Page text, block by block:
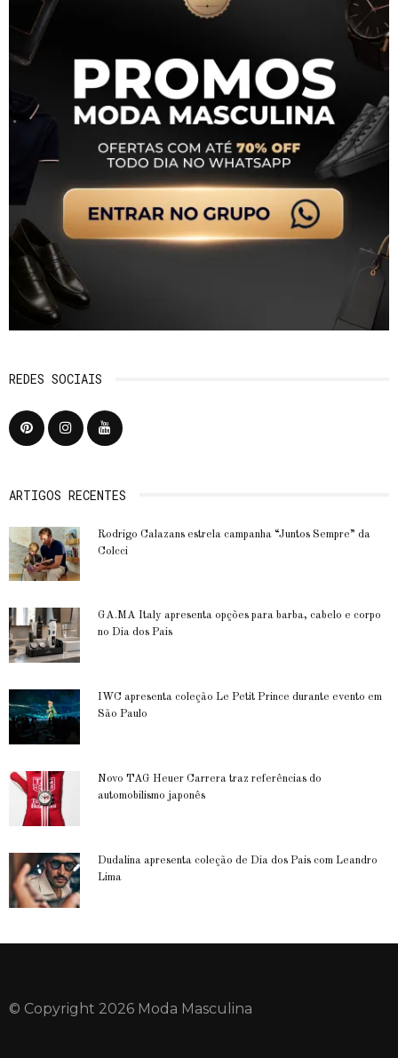
REDES SOCIAIS
ARTIGOS RECENTES
Rodrigo Calazans estrela campanha “Juntos Sempre” da
Colcci
GA.MA Italy apresenta opções para barba, cabelo e corpo
no Dia dos Pais
IWC apresenta coleção Le Petit Prince durante evento em
São Paulo
Novo TAG Heuer Carrera traz referências do
automobilismo japonês
Dudalina apresenta coleção de Dia dos Pais com Leandro
Lima
© Copyright 2026 Moda Masculina